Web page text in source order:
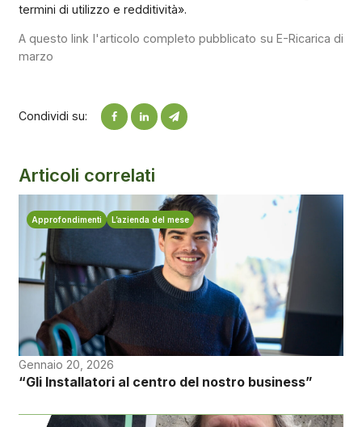
termini di utilizzo e redditività».
A questo link l'articolo completo pubblicato su E-Ricarica di
marzo
Condividi su:
Articoli correlati
Approfondimenti L’azienda del mese
Gennaio 20, 2026
“Gli Installatori al centro del nostro business”